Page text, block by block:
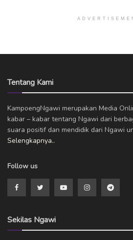
Tentang Kami
KampoengNgawi merupakan Media
kabar – kabar tentang Ngawi dari
suara positif dan mendidik dari Ngawi
Selengkapnya..
Follow us
Sekilas Ngawi